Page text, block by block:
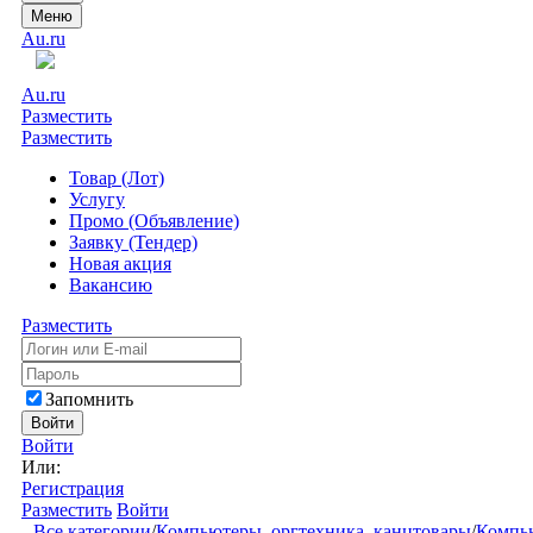
Меню
Au.ru
Au.ru
Разместить
Разместить
Товар (Лот)
Услугу
Промо (Объявление)
Заявку (Тендер)
Новая акция
Вакансию
Разместить
Запомнить
Войти
Войти
Или:
Регистрация
Разместить Войти